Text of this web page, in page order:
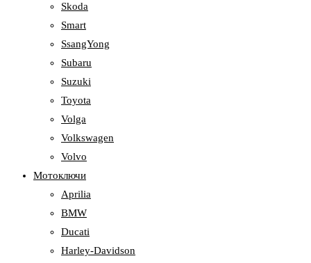
Skoda
Smart
SsangYong
Subaru
Suzuki
Toyota
Volga
Volkswagen
Volvo
Мотоключи
Aprilia
BMW
Ducati
Harley-Davidson